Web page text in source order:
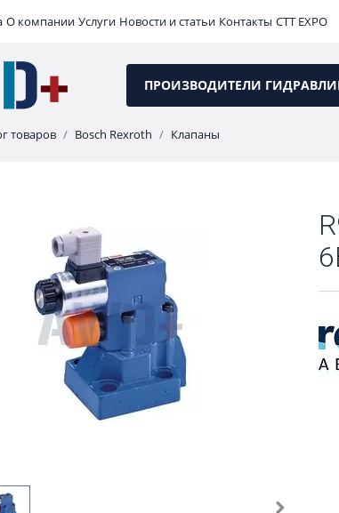
О компании Услуги Новости и статьи Контакты CTT EXPO
ПРОИЗВОДИТЕЛИ
товаров Bosch Rexroth Клапаны